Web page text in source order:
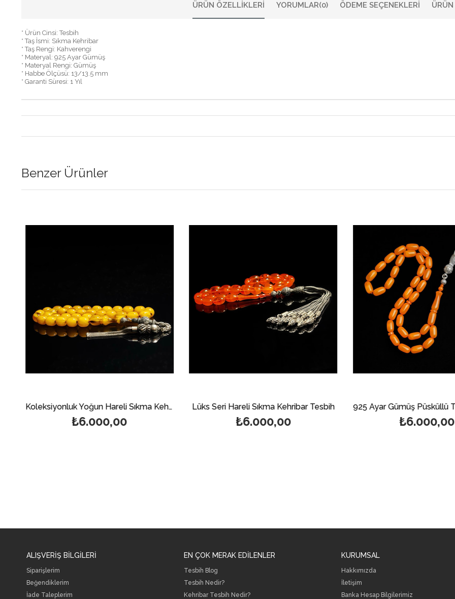
ÜRÜN ÖZELLIKLERI YORUMLAR(0) ÖDEME SEÇENEKLERI
* Ürün Cinsi: Tesbih
* Taş İsmi: Sıkma Kehribar
* Taş Rengi: Kahverengi
* Materyal: 925 Ayar Gümüş
* Materyal Rengi: Gümüş
* Habbe Ölçüsü: 13/13.5 mm
* Garanti Süresi: 1 Yıl
Benzer Ürünler
Koleksiyonluk Yoğun Hareli Sıkma Kehribar Tesbih
₺6.000,00
Lüks Seri Hareli Sıkma Kehribar Tesbih
₺6.000,00 ₺6.000,00
ALIŞVERİŞ BİLGİLERİ
Siparişlerim
Beğendiklerim
İade Taleplerim
EN ÇOK MERAK EDİLENLER
Tesbih Blog
Tesbih Nedir?
Kehribar Tesbih Nedir?
KURUMSAL
Hakkımızda
İletişim
Banka Hesap Bilgilerimiz